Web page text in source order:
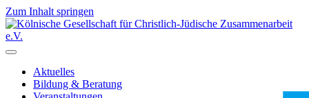
Zum Inhalt springen
Hauptnavigation
Aktuelles
Bildung & Beratung